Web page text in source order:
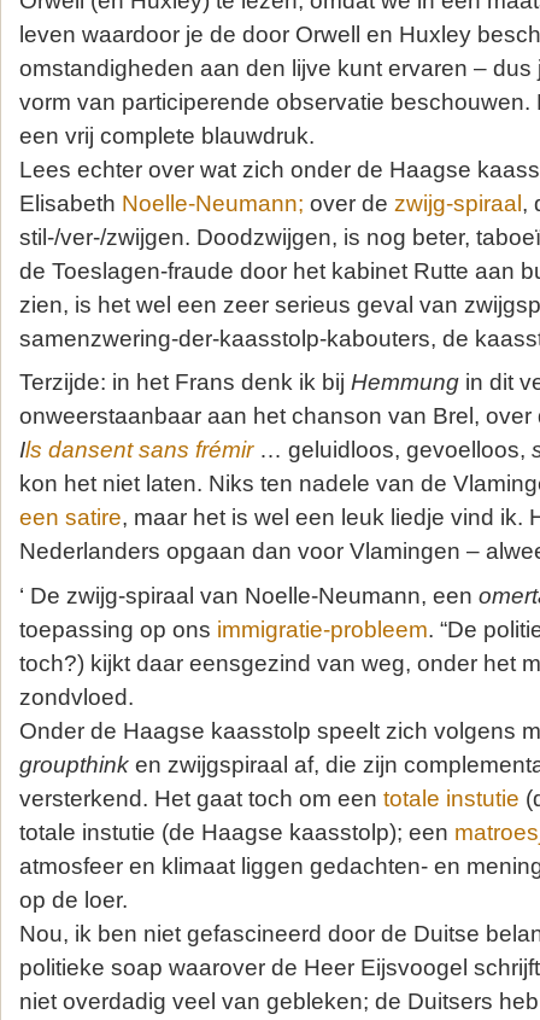
leven waardoor je de door Orwell en Huxley
omstandigheden aan den lijve kunt ervaren – dus
vorm van participerende observatie beschouwen.
een vrij complete blauwdruk.
Lees echter over wat zich onder de Haagse
Elisabeth Noelle-Neumann; over de zwijg-spiraal,
stil-/ver-/zwijgen. Doodzwijgen, is nog beter,
de Toeslagen-fraude door het kabinet Rutte aan
zien, is het wel een zeer serieus geval van
samenzwering-der-kaasstolp-kabouters, de
Terzijde: in het Frans denk ik bij Hemmung in dit
onweerstaanbaar aan het chanson van Brel,
Ils dansent sans frémir… geluidloos, gevoelloos,
kon het niet laten. Niks ten nadele van de
een satire, maar het is wel een leuk liedje vind ik.
Nederlanders opgaan dan voor Vlamingen –
‘ De zwijg-spiraal van Noelle-Neumann, een
toepassing op ons immigratie-probleem. “De
toch?) kijkt daar eensgezind van weg, onder het
zondvloed.
Onder de Haagse kaasstolp speelt zich volgens
groupthink en zwijgspiraal af, die zijn
versterkend. Het gaat toch om een totale instutie
totale instutie (de Haagse kaasstolp); een
atmosfeer en klimaat liggen gedachten- en
op de loer.
Nou, ik ben niet gefascineerd door de Duitse
politieke soap waarover de Heer Eijsvoogel
niet overdadig veel van gebleken; de Duitsers